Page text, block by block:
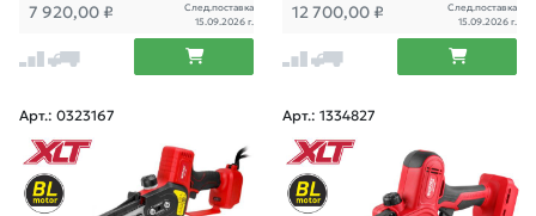
7 920,00 ₽
След.поставка
15.09.2026 г.
12 700,00 ₽
След.поставка
15.09.2026 г.
Арт.: 0323167 Арт.: 1334827